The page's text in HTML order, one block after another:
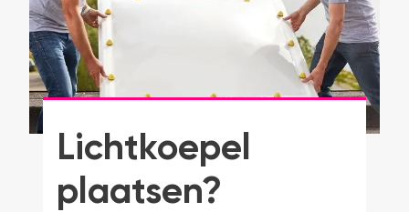
Lichtkoepel
plaatsen?